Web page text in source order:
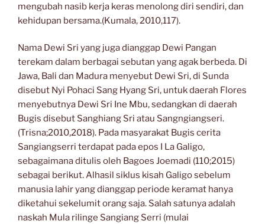
mengubah nasib kerja keras menolong diri sendiri, dan
kehidupan bersama.(Kumala, 2010,117).
Nama Dewi Sri yang juga dianggap Dewi Pangan
terekam dalam berbagai sebutan yang agak berbeda. Di
Jawa, Bali dan Madura menyebut Dewi Sri, di Sunda
disebut Nyi Pohaci Sang Hyang Sri, untuk daerah Flores
menyebutnya Dewi Sri Ine Mbu, sedangkan di daerah
Bugis disebut Sanghiang Sri atau Sangngiangseri.
(Trisna;2010,2018). Pada masyarakat Bugis cerita
Sangiangserri terdapat pada epos I La Galigo,
sebagaimana ditulis oleh Bagoes Joemadi (110;2015)
sebagai berikut. Alhasil siklus kisah Galigo sebelum
manusia lahir yang dianggap periode keramat hanya
diketahui sekelumit orang saja. Salah satunya adalah
naskah Mula rilinge Sangiang Serri (mulai